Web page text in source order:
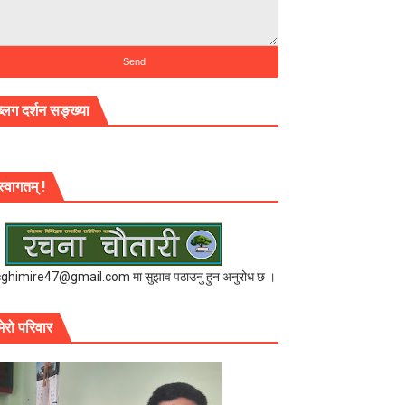
दर्शन सङ्ख्या
!
मा सुझाव पठाउनु हुन अनुरोध छ ।
परिवार